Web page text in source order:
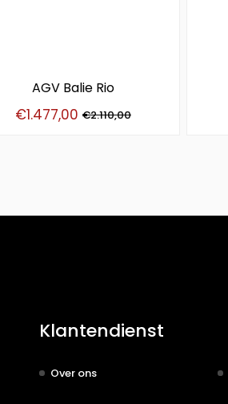
AGV Balie Rio
€2.110,00
€1.477,00
Klantendienst
Over ons